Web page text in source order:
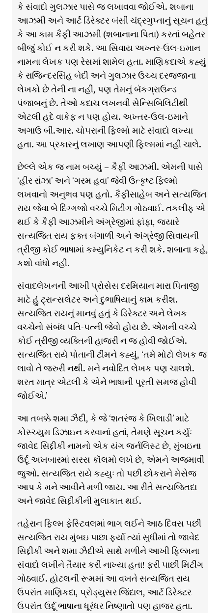
કે સંવાદો ગુલઝાર પાસે જ લખાવવા જોઈએ. શબાના
આઝમી અને આર્ટ ડિરેક્ટર બંસી ચંદ્રગુપ્તાનું સૂચન હતું
કે આ કામ કૈફી આઝમી (શબાનાના પિતા) કરતાં બહેતર
બીજું કોઈ ન કરી શકે. આ સિવાય અખ્તર-ઉલ-ઇમાન
નામના લેખક પણ રેસમાં શામેલ હતા. માણિકદાએ કહ્યું
કે રાજિન્દરસિંહ બેદી અને ગુલઝાર ઉચ્ચ દરજ્જાના
લેખકો છે તેની ના નહીં, પણ તેમનું બૅકગ્રાઉન્ડ
પંજાબનું છે. તેઓ કદાચ લખનવી સેન્સિબિલિટીથી
એટલી હદે વાકેફ ન પણ હોય. અખ્તર-ઉલ-ઇમાને
અગાઉ બી.આર. ચોપરાની ફિલ્મો માટે સંવાદો લખ્યા
હતા. આ પ્રકારનું લખાણ આપણી ફિલ્મમાં નહીં ચાલે.
છેલ્લે એક જ નામ બચ્યું – કૈફી આઝમી. એમની પાસે
‘હીર રાંઝા’ અને ‘ગરમ હવા’ જેવી ઉત્કૃષ્ટ ફિલ્મો
લખવાનો અનુભવ પણ હતો. કૈફીસાહેબ અને સત્યજિત
રાય જેવા બે દિગ્ગજો વચ્ચે મિટીંગ ગોઠવાઈ. તકલીફ એ
થઈ કે કૈફી આઝમીને અંગ્રેજીમાં ફાંફા, જ્યારે
સત્યજિત રાય ફક્ત બંગાળી અને અંગ્રેજી સિવાયની
ત્રીજી કોઈ ભાષામાં કમ્યુનિકેટ ન કરી શકે. શબાના કહે,
કશો વાંધો નહીં.
સંવાદલેખનની આખી પ્રોસેસ દરમિયાન મારા પિતાજી
માટે હું ટ્રાન્સલેટર અને દુભાષિયાનું કામ કરીશ.
સત્યજિત રાયનું માનવું હતું કે ડિરેક્ટર અને લેખક
વચ્ચેનો સંબંધ પતિ-પત્ની જેવો હોય છે. એમની વચ્ચે
કોઈ ત્રીજી વ્યક્તિની હાજરી ન જ હોવી જોઈએ.
સત્યજિત રાયે પોતાની ટીમને કહ્યું, ‘તમે મોટો લેખક જ
લાવો તે જરુરી નથી. મને નવોદિત લેખક પણ ચાલશે.
શરત માત્ર એટલી કે એને ભાષાની પૂરતી સમજ હોવી
જોઈએ.’
આ તબક્કે શમા ઝૈદી, કે જે ‘શતરંજ કે ખિલાડી’ માટે
કોસ્ચ્યુમ ડિઝાઇન કરવાનાં હતાં, તેમણે સૂચન કર્યુઃ
જાવેદ સિદ્દીકી નામનો એક યંગ જર્નલિસ્ટ છે, મુંબઇના
ઉર્દૂ અખબારમાં સરસ કૉલમો લખે છે, એમને અજમાવી
જુઓ. સત્યજિત રાયે કહ્યુઃ તો પછી છોકરાને મેસેજ
આપ કે મને આવીને મળી જાય. આ રીતે સત્યજિતદા
અને જાવેદ સિદ્દીકીની મુલાકાત થઈ.
તહેરાન ફિલ્મ ફેસ્ટિવલમાં ભાગ લઈને આઠ દિવસ પછી
સત્યજિત રાય મુંબઇ પાછા ફર્યા ત્યાં સુધીમાં તો જાવેદ
સિદ્દીકી અને શમા ઝૈદીએ સાથે મળીને આખી ફિલ્મના
સંવાદો લખીને તૈયાર કરી નાખ્યા હતા! ફરી પાછી મિટીંગ
ગોઠવાઈ. હોટલની રૂમમાં આ વખતે સત્યજિત રાય
ઉપરાંત માણિકદા, પ્રોડ્યુસર જિંદાલ, આર્ટ ડિરેક્ટર
ઉપરાંત ઉર્દૂ ભાષાના ધૂરંધર નિષ્ણાતો પણ હાજર હતા.